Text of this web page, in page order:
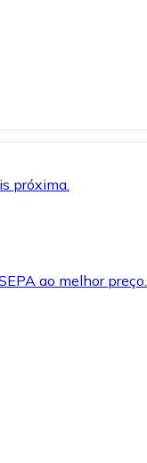
próxima.
ao melhor preço.